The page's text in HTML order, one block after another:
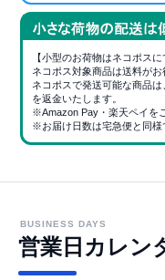
【小型のお荷物はネコポス
ネコポス対象商品は送料がお
ネコポスで発送可能な商品
を返金いたします。
※Amazon Pay・楽天ペイを
※お届け日数は宅急便と同様
BUSINESS DAYS
営業日カレン